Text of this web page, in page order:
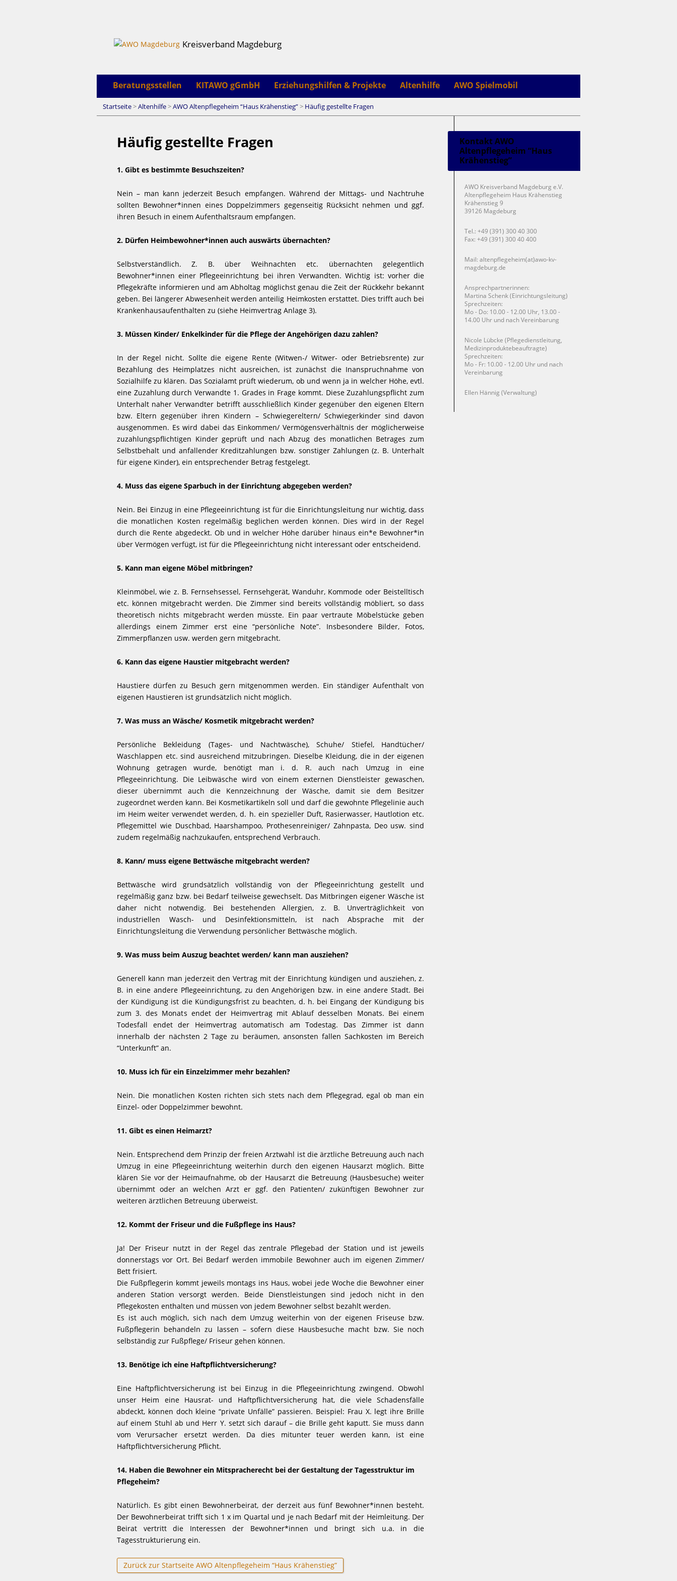
Kreisverband Magdeburg
Beratungsstellen KITAWO gGmbH Erziehungshilfen & Projekte Altenhilfe AWO Spielmobil
Startseite>Altenhilfe>AWO Altenpflegeheim “Haus Krähenstieg”> Häufig gestellte Fragen
Häufig gestellte Fragen
1. Gibt es bestimmte Besuchszeiten?
Nein – man kann jederzeit Besuch empfangen. Während der Mittags- und Nachtruhe
sollten Bewohner*innen eines Doppelzimmers gegenseitig Rücksicht nehmen und ggf.
ihren Besuch in einem Aufenthaltsraum empfangen.
2. Dürfen Heimbewohner*innen auch auswärts übernachten?
Selbstverständlich. Z. B. über Weihnachten etc. übernachten gelegentlich
Bewohner*innen einer Pflegeeinrichtung bei ihren Verwandten. Wichtig ist: vorher die
Pflegekräfte informieren und am Abholtag möglichst genau die Zeit der Rückkehr bekannt
geben. Bei längerer Abwesenheit werden anteilig Heimkosten erstattet. Dies trifft auch bei
Krankenhausaufenthalten zu (siehe Heimvertrag Anlage 3).
3. Müssen Kinder/ Enkelkinder für die Pflege der Angehörigen dazu zahlen?
In der Regel nicht. Sollte die eigene Rente (Witwen-/ Witwer- oder Betriebsrente) zur
Bezahlung des Heimplatzes nicht ausreichen, ist zunächst die Inanspruchnahme von
Sozialhilfe zu klären. Das Sozialamt prüft wiederum, ob und wenn ja in welcher Höhe, evtl.
eine Zuzahlung durch Verwandte 1. Grades in Frage kommt. Diese Zuzahlungspflicht zum
Unterhalt naher Verwandter betrifft ausschließlich Kinder gegenüber den eigenen Eltern
bzw. Eltern gegenüber ihren Kindern – Schwiegereltern/ Schwiegerkinder sind davon
ausgenommen. Es wird dabei das Einkommen/ Vermögensverhältnis der möglicherweise
zuzahlungspflichtigen Kinder geprüft und nach Abzug des monatlichen Betrages zum
Selbstbehalt und anfallender Kreditzahlungen bzw. sonstiger Zahlungen (z. B. Unterhalt
für eigene Kinder), ein entsprechender Betrag festgelegt.
4. Muss das eigene Sparbuch in der Einrichtung abgegeben werden?
Nein. Bei Einzug in eine Pflegeeinrichtung ist für die Einrichtungsleitung nur wichtig, dass
die monatlichen Kosten regelmäßig beglichen werden können. Dies wird in der Regel
durch die Rente abgedeckt. Ob und in welcher Höhe darüber hinaus ein*e Bewohner*in
über Vermögen verfügt, ist für die Pflegeeinrichtung nicht interessant oder entscheidend.
5. Kann man eigene Möbel mitbringen?
Kleinmöbel, wie z. B. Fernsehsessel, Fernsehgerät, Wanduhr, Kommode oder Beistelltisch
etc. können mitgebracht werden. Die Zimmer sind bereits vollständig möbliert, so dass
theoretisch nichts mitgebracht werden müsste. Ein paar vertraute Möbelstücke geben
allerdings einem Zimmer erst eine “persönliche Note”. Insbesondere Bilder, Fotos,
Zimmerpflanzen usw. werden gern mitgebracht.
6. Kann das eigene Haustier mitgebracht werden?
Haustiere dürfen zu Besuch gern mitgenommen werden. Ein ständiger Aufenthalt von
eigenen Haustieren ist grundsätzlich nicht möglich.
7. Was muss an Wäsche/ Kosmetik mitgebracht werden?
Persönliche Bekleidung (Tages- und Nachtwäsche), Schuhe/ Stiefel, Handtücher/
Waschlappen etc. sind ausreichend mitzubringen. Dieselbe Kleidung, die in der eigenen
Wohnung getragen wurde, benötigt man i. d. R. auch nach Umzug in eine
Pflegeeinrichtung. Die Leibwäsche wird von einem externen Dienstleister gewaschen,
dieser übernimmt auch die Kennzeichnung der Wäsche, damit sie dem Besitzer
zugeordnet werden kann. Bei Kosmetikartikeln soll und darf die gewohnte Pflegelinie auch
im Heim weiter verwendet werden, d. h. ein spezieller Duft, Rasierwasser, Hautlotion etc.
Pflegemittel wie Duschbad, Haarshampoo, Prothesenreiniger/ Zahnpasta, Deo usw. sind
zudem regelmäßig nachzukaufen, entsprechend Verbrauch.
8. Kann/ muss eigene Bettwäsche mitgebracht werden?
Bettwäsche wird grundsätzlich vollständig von der Pflegeeinrichtung gestellt und
regelmäßig ganz bzw. bei Bedarf teilweise gewechselt. Das Mitbringen eigener Wäsche ist
daher nicht notwendig. Bei bestehenden Allergien, z. B. Unverträglichkeit von
industriellen Wasch- und Desinfektionsmitteln, ist nach Absprache mit der
Einrichtungsleitung die Verwendung persönlicher Bettwäsche möglich.
9. Was muss beim Auszug beachtet werden/ kann man ausziehen?
Generell kann man jederzeit den Vertrag mit der Einrichtung kündigen und ausziehen, z.
B. in eine andere Pflegeeinrichtung, zu den Angehörigen bzw. in eine andere Stadt. Bei
der Kündigung ist die Kündigungsfrist zu beachten, d. h. bei Eingang der Kündigung bis
zum 3. des Monats endet der Heimvertrag mit Ablauf desselben Monats. Bei einem
Todesfall endet der Heimvertrag automatisch am Todestag. Das Zimmer ist dann
innerhalb der nächsten 2 Tage zu beräumen, ansonsten fallen Sachkosten im Bereich
“Unterkunft” an.
10. Muss ich für ein Einzelzimmer mehr bezahlen?
Nein. Die monatlichen Kosten richten sich stets nach dem Pflegegrad, egal ob man ein
Einzel- oder Doppelzimmer bewohnt.
11. Gibt es einen Heimarzt?
Nein. Entsprechend dem Prinzip der freien Arztwahl ist die ärztliche Betreuung auch nach
Umzug in eine Pflegeeinrichtung weiterhin durch den eigenen Hausarzt möglich. Bitte
klären Sie vor der Heimaufnahme, ob der Hausarzt die Betreuung (Hausbesuche) weiter
übernimmt oder an welchen Arzt er ggf. den Patienten/ zukünftigen Bewohner zur
weiteren ärztlichen Betreuung überweist.
12. Kommt der Friseur und die Fußpflege ins Haus?
Ja! Der Friseur nutzt in der Regel das zentrale Pflegebad der Station und ist jeweils
donnerstags vor Ort. Bei Bedarf werden immobile Bewohner auch im eigenen Zimmer/
Bett frisiert.
Die Fußpflegerin kommt jeweils montags ins Haus, wobei jede Woche die Bewohner einer
anderen Station versorgt werden. Beide Dienstleistungen sind jedoch nicht in den
Pflegekosten enthalten und müssen von jedem Bewohner selbst bezahlt werden.
Es ist auch möglich, sich nach dem Umzug weiterhin von der eigenen Friseuse bzw.
Fußpflegerin behandeln zu lassen – sofern diese Hausbesuche macht bzw. Sie noch
selbständig zur Fußpflege/ Friseur gehen können.
13. Benötige ich eine Haftpflichtversicherung?
Eine Haftpflichtversicherung ist bei Einzug in die Pflegeeinrichtung zwingend. Obwohl
unser Heim eine Hausrat- und Haftpflichtversicherung hat, die viele Schadensfälle
abdeckt, können doch kleine “private Unfälle” passieren. Beispiel: Frau X. legt ihre Brille
auf einem Stuhl ab und Herr Y. setzt sich darauf – die Brille geht kaputt. Sie muss dann
vom Verursacher ersetzt werden. Da dies mitunter teuer werden kann, ist eine
Haftpflichtversicherung Pflicht.
14. Haben die Bewohner ein Mitspracherecht bei der Gestaltung der Tagesstruktur im
Pflegeheim?
Natürlich. Es gibt einen Bewohnerbeirat, der derzeit aus fünf Bewohner*innen besteht.
Der Bewohnerbeirat trifft sich 1 x im Quartal und je nach Bedarf mit der Heimleitung. Der
Beirat vertritt die Interessen der Bewohner*innen und bringt sich u.a. in die
Tagesstrukturierung ein.
Zurück zur Startseite AWO Altenpflegeheim “Haus Krähenstieg”
Kontakt AWO
Altenpflegeheim “Haus
Krähenstieg”
AWO Kreisverband Magdeburg e.V.
Altenpflegeheim Haus Krähenstieg
Krähenstieg 9
39126 Magdeburg
Tel.: +49 (391) 300 40 300
Fax: +49 (391) 300 40 400
Mail: altenpflegeheim(at)awo-kv-
magdeburg.de
Ansprechpartnerinnen:
Martina Schenk (Einrichtungsleitung)
Sprechzeiten:
Mo - Do: 10.00 - 12.00 Uhr, 13.00 -
14.00 Uhr und nach Vereinbarung
Nicole Lübcke (Pflegedienstleitung,
Medizinproduktebeauftragte)
Sprechzeiten:
Mo - Fr: 10.00 - 12.00 Uhr und nach
Vereinbarung
Ellen Hännig (Verwaltung)